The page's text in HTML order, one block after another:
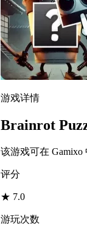
游戏详情
Brainrot
该游戏可在 Gamixo
评分
★ 7.0
游玩次数